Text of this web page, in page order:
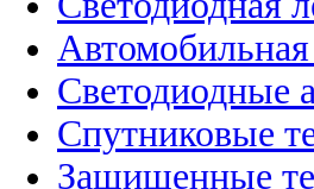
Светодиодные
Спутниковые
Защищенные